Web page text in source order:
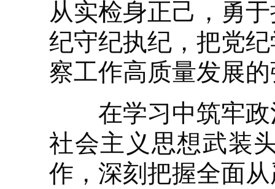
从实检身正己，勇
纪守纪执纪，把党
察工作高质量发展
在学习中筑牢政
社会主义思想武装
作，深刻把握全面